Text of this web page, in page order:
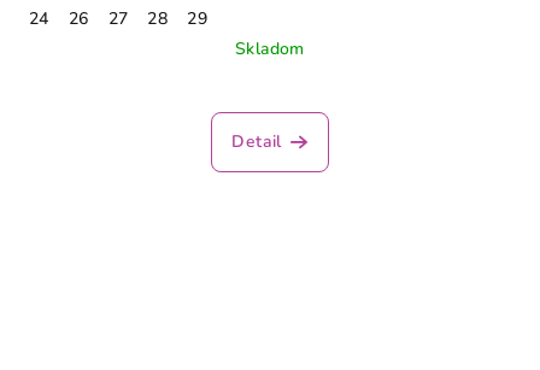
24 26 27 28
29
Skladom
Detail